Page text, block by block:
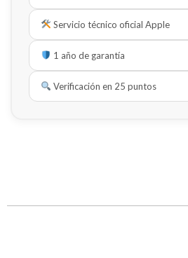
Servicio técnico oficial Apple
1 año de garantía
Verificación en 25 puntos